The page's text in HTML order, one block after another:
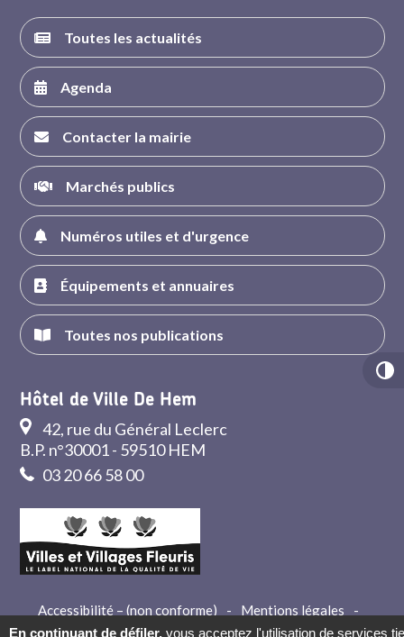
Toutes les actualités
Agenda
Contacter la mairie
Marchés publics
Numéros utiles et d'urgence
Équipements et annuaires
Toutes nos publications
Hôtel de Ville De Hem
42, rue du Général Leclerc
B.P. n°30001 - 59510 HEM
03 20 66 58 00
Accessibilité – (non conforme) - Mentions légales
-
Crédits
- Contact
En continuant de défiler, vous acceptez l'utilisation de services